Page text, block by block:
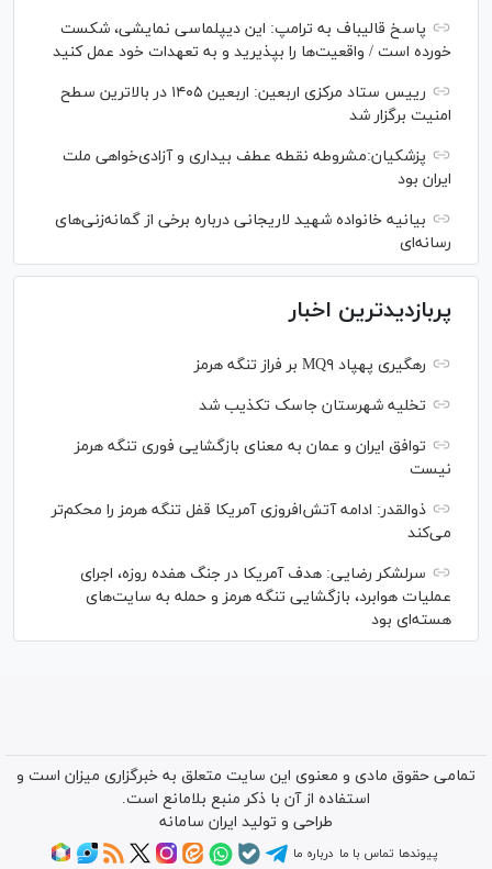
پاسخ قالیباف به ترامپ: این دیپلماسی نمایشی، شکست
خورده است / واقعیت‌ها را بپذیرید و به تعهدات خود عمل کنید
رییس ستاد مرکزی اربعین: اربعین ۱۴۰۵ در بالاترین سطح
امنیت برگزار شد
پزشکیان:مشروطه نقطه عطف بیداری و آزادی‌خواهی ملت
ایران بود
بیانیه خانواده شهید لاریجانی درباره برخی از گمانه‌زنی‌های
رسانه‌ای
پربازدیدترین اخبار
رهگیری پهپاد MQ۹ بر فراز تنگه هرمز
تخلیه شهرستان جاسک تکذیب شد
توافق ایران و عمان به معنای بازگشایی فوری تنگه هرمز
نیست
ذوالقدر: ادامه آتش‌افروزی آمریکا قفل تنگه هرمز را محکم‌تر
می‌کند
سرلشکر رضایی: هدف آمریکا در جنگ هفده روزه، اجرای
عملیات هوابرد، بازگشایی تنگه هرمز و حمله به سایت‌های
هسته‌ای بود
تمامی حقوق مادی و معنوی این سایت متعلق به خبرگزاری میزان است و
استفاده از آن با ذکر منبع بلامانع است.
طراحی و تولید ایران سامانه
پیوندها تماس با ما درباره ما